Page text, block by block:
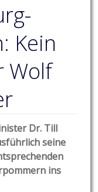
Kein
Wolf
Dr. Till
seine
ins